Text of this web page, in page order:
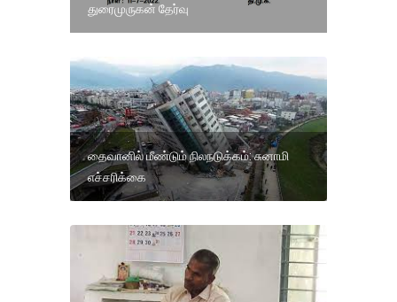
துரைமுருகன் தேர்வு
தைவானில் மீண்டும் நிலநடுக்கம்: சுனாமி
எச்சரிக்கை